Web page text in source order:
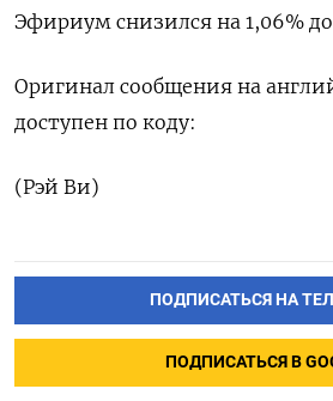
Эфириум снизился на 1,06% до
Оригинал сообщения на
доступен по коду:
(Рэй Ви)
ПОДПИСАТЬСЯ НА
ПОДПИСАТЬСЯ В